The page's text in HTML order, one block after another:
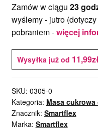
Zamów w ciągu 23
wyślemy - jutro(dotyczy
pobraniem -więcej
Wysyłka już od
SKU: 0305-0
Kategoria: Masa
Znacznik: Smartflex
Marka: Smartflex